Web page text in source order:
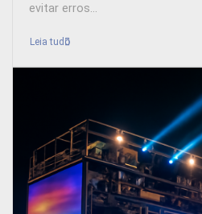
evitar erros...
Leia tudo